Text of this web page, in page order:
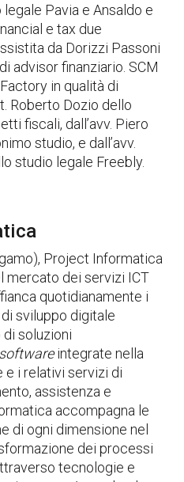
Pavia e Ansaldo e
e tax due
da Dorizzi Passoni
advisor finanziario. SCM
in qualità di
Roberto Dozio dello
fiscali, dall’avv. Piero
studio, e dall’avv.
studio legale Freebly.
Project Informatica
mercato dei servizi ICT
quotidianamente i
sviluppo digitale
soluzioni
softwareintegrate nella
e i relativi servizi di
assistenza e
accompagna le
di ogni dimensione nel
dei processi
tecnologie e